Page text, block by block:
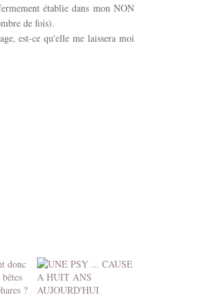
établie dans mon NON
de fois).
est-ce qu'elle me laissera moi